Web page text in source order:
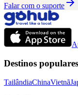
Falar com o suporte
Destinos populares
TailândiaChinaVietnã